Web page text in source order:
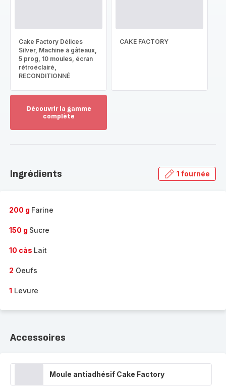
Cake Factory Délices
Silver, Machine à gâteaux,
5 prog, 10 moules, écran
rétroéclairé,
RECONDITIONNÉ
CAKE FACTORY
Découvrir la gamme
complète
gamme
Ingrédients 1 fournée
200 g Farine
150 g Sucre
10 càs Lait
2 Oeufs
1 Levure
Accessoires
Moule antiadhésif Cake Factory